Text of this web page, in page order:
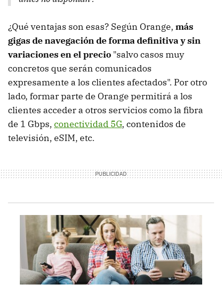
¿Qué ventajas son esas? Según Orange, más
gigas de navegación de forma definitiva y sin
variaciones en el precio "salvo casos muy
concretos que serán comunicados
expresamente a los clientes afectados". Por otro
lado, formar parte de Orange permitirá a los
clientes acceder a otros servicios como la fibra
de 1 Gbps, conectividad 5G, contenidos de
televisión, eSIM, etc.